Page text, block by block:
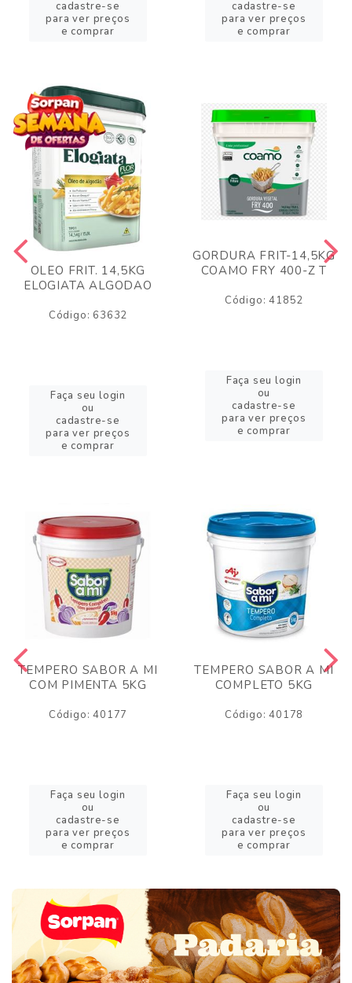
cadastre-se
para ver preços
e comprar
cadastre-se
para ver preços
e comprar
OLEO FRIT. 14,5KG
ELOGIATA ALGODAO
Código: 63632
Faça seu login
ou
cadastre-se
para ver preços
e comprar
GORDURA FRIT-14,5KG
COAMO FRY 400-Z T
Código: 41852
Faça seu login
ou
cadastre-se
para ver preços
e comprar
TEMPERO SABOR A MI
COM PIMENTA 5KG
Código: 40177
Faça seu login
ou
cadastre-se
para ver preços
e comprar
TEMPERO SABOR A MI
COMPLETO 5KG
Código: 40178
Faça seu login
ou
cadastre-se
para ver preços
e comprar